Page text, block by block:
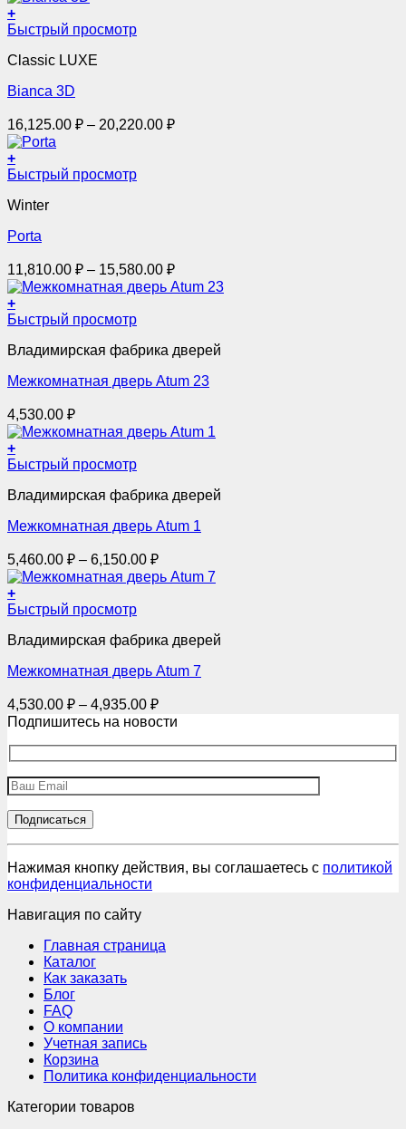
на
странице
+
Этот
имеет
вариаций.
можно
выбрать
на
странице
Быстрый просмотр
Classic LUXE
Bianca 3D
16,125.00 ₽ – 20,220.00 ₽Диапазон
+
Этот
имеет
вариаций.
можно
выбрать
на
странице
Быстрый просмотр
Winter
Porta
11,810.00 ₽ – 15,580.00 ₽Диапазон
цен:
+
Этот
имеет
вариаций.
можно
выбрать
на
странице
Быстрый просмотр
Владимирская фабрика дверей
Межкомнатная дверь Atum 23
4,530.00 ₽
+
Этот
имеет
вариаций.
можно
выбрать
на
странице
Быстрый просмотр
Владимирская фабрика дверей
Межкомнатная дверь Atum 1
5,460.00 ₽ – 6,150.00 ₽Диапазон
цен:
+
Этот
имеет
вариаций.
можно
выбрать
Быстрый просмотр
Владимирская фабрика дверей
Межкомнатная дверь Atum 7
4,530.00 ₽ – 4,935.00 ₽Диапазон
цен:
Подпишитесь на новости
Нажимая кнопку действия, вы соглашаетесь с политикой
конфиденциальности
Навигация по сайту
Главная страница
Каталог
Как заказать
Блог
FAQ
О компании
Учетная запись
Корзина
Политика конфиденциальности
Категории товаров